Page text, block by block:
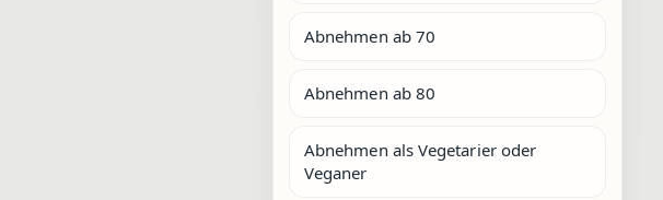
Abnehmen ab 70
Abnehmen ab 80
Abnehmen als Vegetarier oder
Veganer